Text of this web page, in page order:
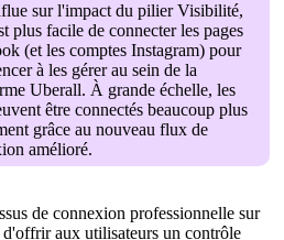
sur l'impact du pilier Visibilité,
plus facile de connecter les pages
(et les comptes Instagram) pour
à les gérer au sein de la
Uberall. À grande échelle, les
être connectés beaucoup plus
grâce au nouveau flux de
amélioré.
de connexion professionnelle sur
aux utilisateurs un contrôle